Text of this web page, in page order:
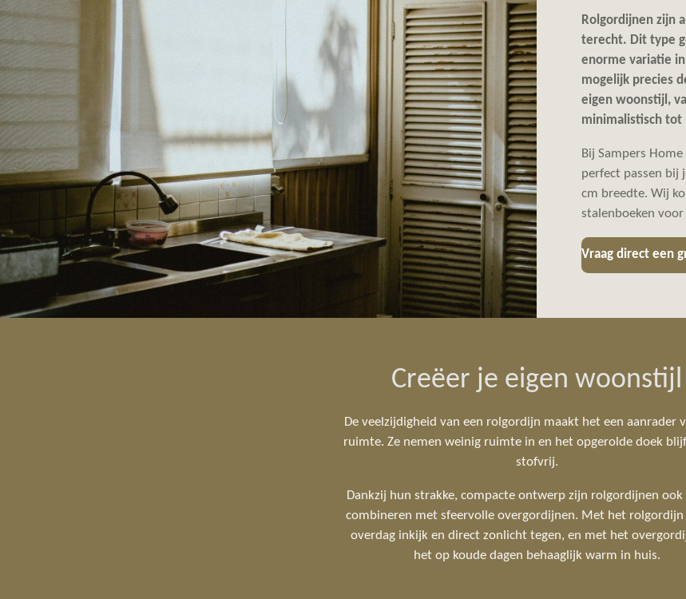
Rolgordijnen zijn
terecht. Dit type
enorme variatie
mogelijk precies
eigen woonstijl,
minimalistisch tot
Bij Sampers
perfect passen bij
cm breedte. Wij
stalenboeken
Vraag direct een
Creëer je eigen woonstijl
De veelzijdigheid van een rolgordijn maakt het een aanrader
ruimte. Ze nemen weinig ruimte in en het opgerolde doek
stofvrij.
Dankzij hun strakke, compacte ontwerp zijn rolgordijnen ook
combineren met sfeervolle overgordijnen. Met het rolgordijn
overdag inkijk en direct zonlicht tegen, en met het
het op koude dagen behaaglijk warm in huis.